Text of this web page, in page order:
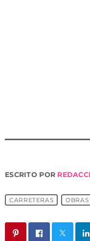
ESCRITO POR
CARRETERAS OBRAS